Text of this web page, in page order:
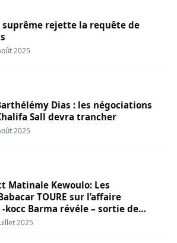
suprême rejette la requête de
2025
Dias : les négociations
Sall devra trancher
2025
Matinale Kewoulo: Les
TOURE sur l’affaire
kocc Barma révéle – sortie de
2025